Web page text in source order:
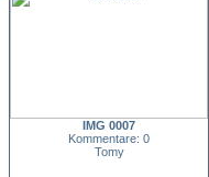
IMG 0007
Kommentare: 0
Tomy